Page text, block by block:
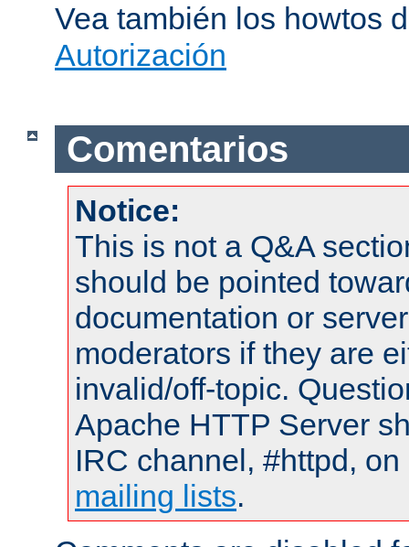
Vea también los howtos
Autorización
Comentarios
Notice:
This is not a Q&A
should be pointed
documentation or
moderators if they are
invalid/off-topic.
Apache HTTP Server
IRC channel, #httpd,
mailing lists.